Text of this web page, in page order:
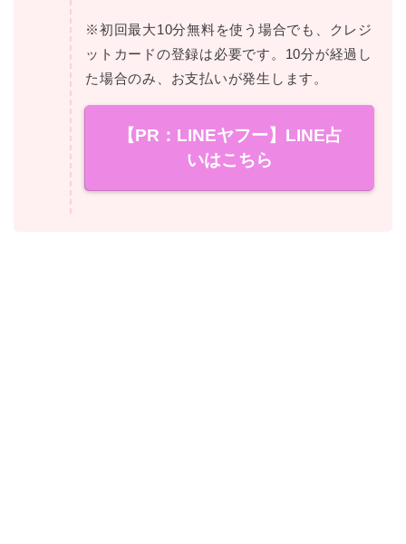
※初回最大10分無料を使う場合でも、クレジ
ットカードの登録は必要です。10分が経過し
た場合のみ、お支払いが発生します。
【PR：LINEヤフー】LINE占
いはこちら